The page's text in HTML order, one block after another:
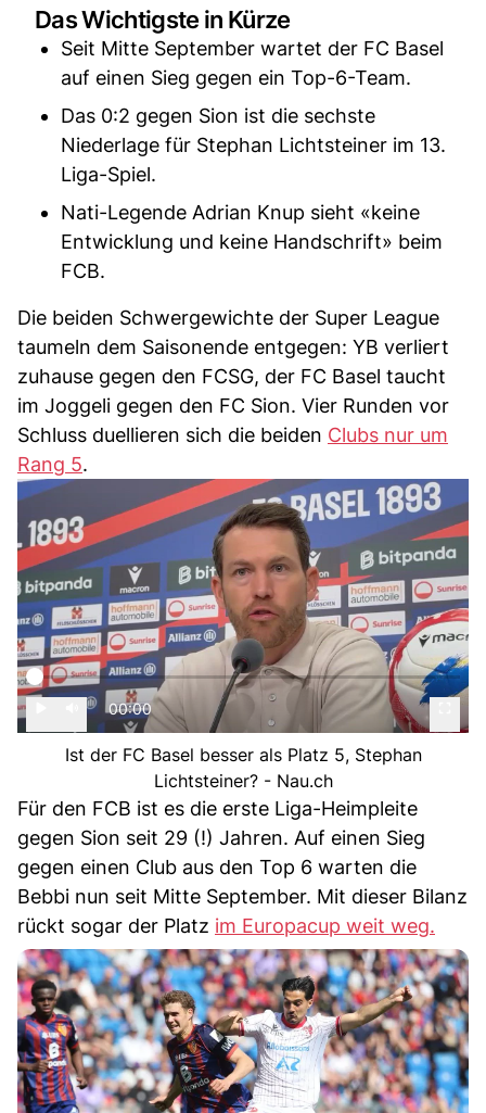
Das Wichtigste in Kürze
Seit Mitte September wartet der FC Basel
auf einen Sieg gegen ein Top-6-Team.
Das 0:2 gegen Sion ist die sechste
Niederlage für Stephan Lichtsteiner im 13.
Liga-Spiel.
Nati-Legende Adrian Knup sieht «keine
Entwicklung und keine Handschrift» beim
FCB.
Die beiden Schwergewichte der Super League
taumeln dem Saisonende entgegen: YB verliert
zuhause gegen den FCSG, der FC Basel taucht
im Joggeli gegen den FC Sion. Vier Runden vor
Schluss duellieren sich die beiden Clubs nur um
Rang 5.
00:00
Ist der FC Basel besser als Platz 5, Stephan
Lichtsteiner? - Nau.ch
Für den FCB ist es die erste Liga-Heimpleite
gegen Sion seit 29 (!) Jahren. Auf einen Sieg
gegen einen Club aus den Top 6 warten die
Bebbi nun seit Mitte September. Mit dieser Bilanz
rückt sogar der Platz im Europacup weit weg.